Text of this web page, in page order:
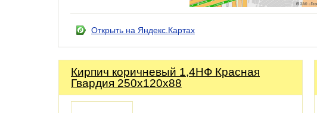
Открыть на Яндекс.Картах
Кирпич коричневый 1,4НФ Красная
Гвардия 250х120х88